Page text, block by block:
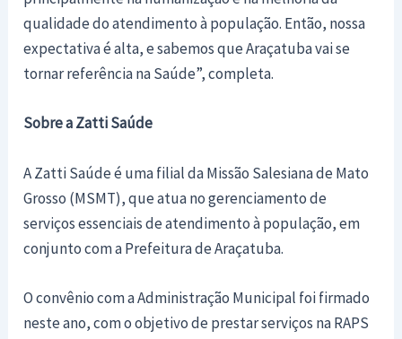
qualidade do atendimento à população. Então, nossa
expectativa é alta, e sabemos que Araçatuba vai se
tornar referência na Saúde”, completa.
Sobre a Zatti Saúde
A Zatti Saúde é uma filial da Missão Salesiana de Mato
Grosso (MSMT), que atua no gerenciamento de
serviços essenciais de atendimento à população, em
conjunto com a Prefeitura de Araçatuba.
O convênio com a Administração Municipal foi firmado
neste ano, com o objetivo de prestar serviços na RAPS